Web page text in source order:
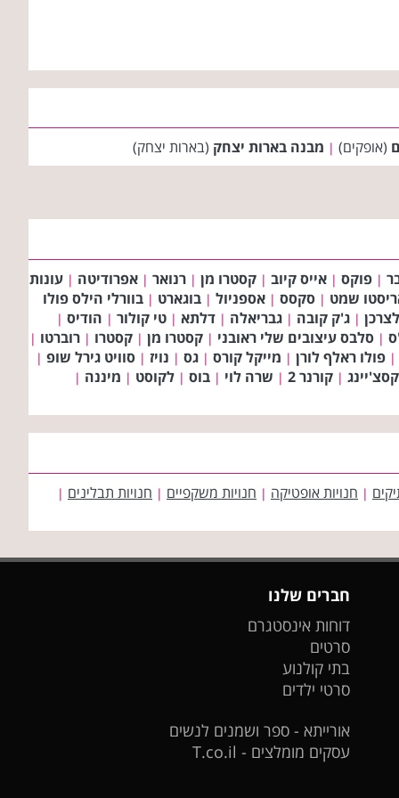
(אופקים) | מבנה בארות יצחק (בארות יצחק)
| פוקס | אייס קיוב | קסטרו מן | רנואר | אפרודיטה | עונות
שמט | סקסס | אספניול | בוגארט | בוורלי הילס פולו
| ג'ק קובה | גבריאלה | דלתא | טי קולור | הודיס |
| סלבס עיצובים שלי ראובני | קסטרו מן | קסטרו | רוברטו |
| פולו ראלף לורן | מייקל קורס | גס | נויז | סוויט גירל שופ |
| קורנר 2 | שרה לוי | בוס | לקוסט | מיננה |
| חנויות אופטיקה | חנויות משקפיים | חנויות תבלינים |
חברים שלנו
דוחות אינסטגרם
סרטים
בתי קולנוע
סרטי ילדים
אורייתא - ספר ושמנים לנשים
עסקים מומלצים - T.co.il